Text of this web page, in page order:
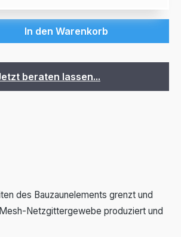
gewünschten Wert
In den Warenkorb
beraten lassen...
des Bauzaunelements grenzt und
Netzgittergewebe produziert und